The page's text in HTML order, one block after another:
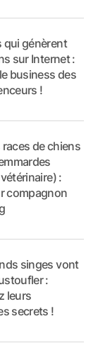
qui génèrent
sur Internet :
business des
!
de chiens
:
compagnon
singes vont
:
leurs
secrets !